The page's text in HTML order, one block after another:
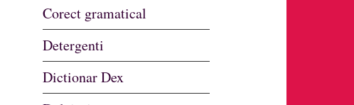
Corect gramatical
Detergenti
Dictionar Dex